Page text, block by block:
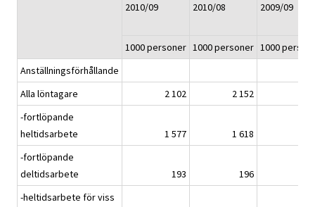
2010/09
2010/08 2009/09
1000 personer 1000 personer 1000
Anställningsförhållande
Alla löntagare
2 102 2 152
-fortlöpande
heltidsarbete
1 577 1 618
-fortlöpande
deltidsarbete
193 196
-heltidsarbete för viss